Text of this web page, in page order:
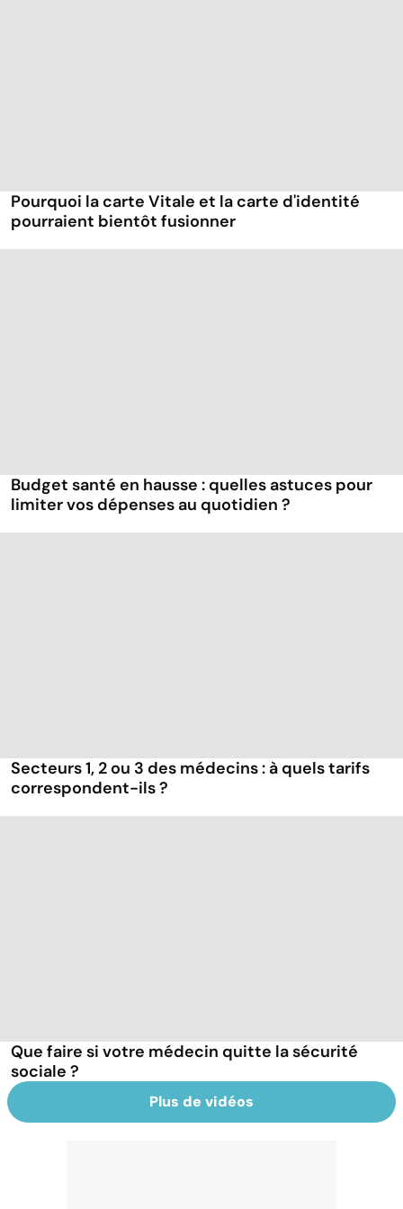
Pourquoi la carte Vitale et la carte d'identité
pourraient bientôt fusionner
Budget santé en hausse : quelles astuces pour
limiter vos dépenses au quotidien ?
Secteurs 1, 2 ou 3 des médecins : à quels tarifs
correspondent-ils ?
Que faire si votre médecin quitte la sécurité
sociale ?
Plus de vidéos